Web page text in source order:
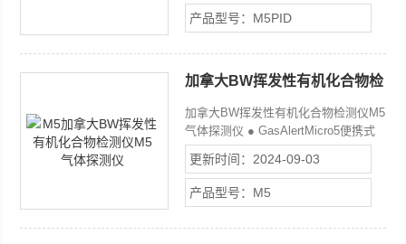
O3,及 %LEL，可更换的传感器。
产品型号：M5PID
加拿大BW挥发性有机化合物检
加拿大BW挥发性有机化合物检测仪M5
气体探测仪 ● GasAlertMicro5便携式
气体探测仪同时监察和显示Z多五种危
险的气体状况，包括氧气、可燃气体和
各种有毒气体。● 小巧轻便的
GasAlertMicr05将多种气体探测加入
更新时间：2024-09-03
产品型号：M5